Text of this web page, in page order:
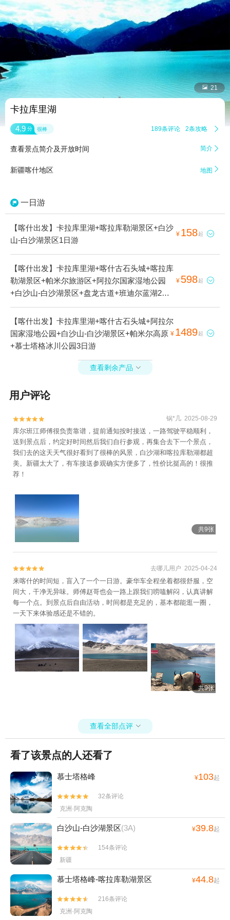
 21
卡拉库里湖
4.9 分 很棒 189条评论 2条攻略 
查看景点简介及开放时间 简介 
新疆喀什地区 地图 
一日游
【喀什出发】卡拉库里湖+喀拉库勒湖景区+白沙
山-白沙湖景区1日游
¥ 158起 
【喀什出发】卡拉库里湖+喀什古石头城+喀拉库
勒湖景区+帕米尔旅游区+阿拉尔国家湿地公园
+白沙山-白沙湖景区+盘龙古道+班迪尔蓝湖2日
游
¥ 598起 
【喀什出发】卡拉库里湖+喀什古石头城+阿拉尔
国家湿地公园+白沙山-白沙湖景区+帕米尔高原
+慕士塔格冰川公园3日游
¥ 1489起 
查看剩余产品 
用户评论

 锅*几 2025-08-29
库尔班江师傅很负责靠谱，提前通知按时接送，一路驾驶平稳顺利，
送到景点后，约定好时间然后我们自行参观，再集合去下一个景点，
我们去的这天天气很好看到了很棒的风景，白沙湖和喀拉库勒湖都超
美。新疆太大了，有车接送参观确实方便多了，性价比挺高的！很推
荐！
共9张

 去哪儿用户 2025-04-24
来喀什的时间短，盲入了一个一日游。豪华车全程坐着都很舒服，空
间大，干净无异味。师傅赵哥也会一路上跟我们唠嗑解闷，认真讲解
每一个点。到景点后自由活动，时间都是充足的，基本都能逛一圈，
一天下来体验感还是不错的。
共9张
查看全部点评 
看了该景点的人还看了
慕士塔格峰 ¥103起


32条评论
克洲·阿克陶
白沙山-白沙湖景区(3A) ¥39.8起


154条评论
新疆
慕士塔格峰-喀拉库勒湖景区 ¥44.8起


216条评论
克洲·阿克陶
